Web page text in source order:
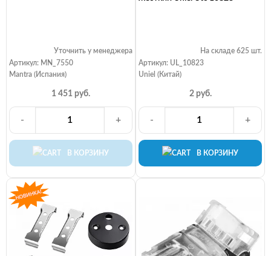
Уточнить у менеджера
Артикул: MN_7550
Mantra (Испания)
1 451 руб.
В КОРЗИНУ
- +
На складе 625 шт.
Артикул: UL_10823
Uniel (Китай)
2 руб.
В КОРЗИНУ
- +